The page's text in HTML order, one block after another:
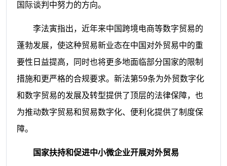
国际谈判中努力的方向。
李法寅指出，近年来中国跨境电商等数字贸易的
蓬勃发展，使这种贸易新业态在中国对外贸易中的重
要性日益提高，同时也将更多地面临部分国家的限制
措施和更严格的合规要求。新法第59条为外贸数字化
和数字贸易的发展及转型提供了顶层的法律保障，也
为推动数字贸易和贸易数字化、便利化提供了制度保
障。
国家扶持和促进中小微企业开展对外贸易